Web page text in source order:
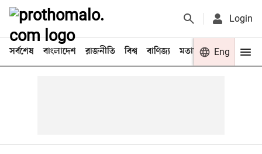
Login
সর্বশেষ বাংলাদেশ রাজনীতি বিশ্ব বাণিজ্য মতামত খেলা
Eng